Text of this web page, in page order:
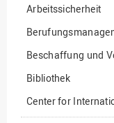
Arbeitssicherheit
Beschaffung und
Bibliothek
Center for
Mobility